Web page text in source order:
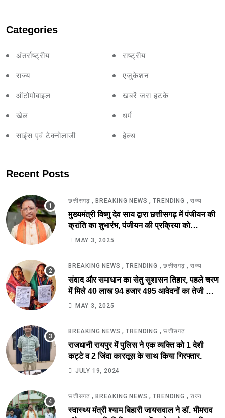
Categories
अंतर्राष्ट्रीय राष्ट्रीय
राज्य एजुकेशन
ऑटोमोबाइल खबरें जरा हटके
खेल धर्म
साइंस एवं टेक्नोलाजी हेल्थ
Recent Posts
छत्तीसगढ़ , BREAKING NEWS ,TRENDING , राज्य
मुख्यमंत्री विष्णु देव साय द्वारा छत्तीसगढ़ में पंजीयन की
क्रांति का शुभारंभ, पंजीयन की प्रक्रिया को
सरलीकरण कर 10 दिन का काम अब 10 मिनट में..
MAY 3, 2025
BREAKING NEWS ,TRENDING , छत्तीसगढ़, राज्य
संवाद और समाधान का सेतु सुशासन तिहार, पहले चरण
में मिले 40 लाख 94 हजार 495 आवेदनों का तेजी से
निराकरण की ओर.
MAY 3, 2025
BREAKING NEWS ,TRENDING , छत्तीसगढ़
राजधानी रायपुर में पुलिस ने एक व्यक्ति को 1 देशी
कट्टे व 2 जिंदा कारतूस के साथ किया गिरफ्तार.
JULY 19, 2024
छत्तीसगढ़ , BREAKING NEWS ,TRENDING , राज्य
स्वास्थ्य मंत्री श्याम बिहारी जायसवाल ने डॉ. भीमराव